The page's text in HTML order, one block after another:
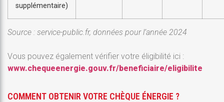
supplémentaire)
Source : service-public.fr, données pour l’année 2024
Vous pouvez également vérifier votre éligibilité ici :
www.chequeenergie.gouv.fr/beneficiaire/eligibilite
COMMENT OBTENIR VOTRE CHÈQUE ÉNERGIE ?